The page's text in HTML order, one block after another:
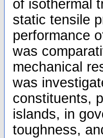
of isothermal
static tensile
performance
was
mechanical
was
constituents,
islands, in
toughness,